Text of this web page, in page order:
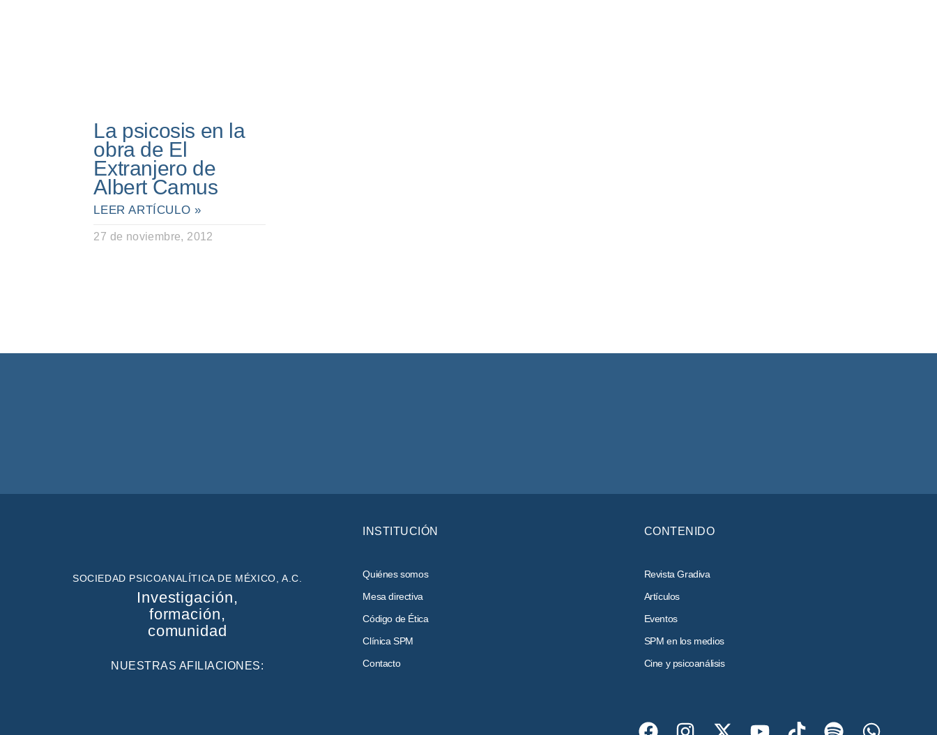
La psicosis en la
obra de El
Extranjero de
Albert Camus
LEER ARTÍCULO »
27 de noviembre, 2012
SOCIEDAD PSICOANALÍTICA DE MÉXICO, A.C.
Investigación,
formación,
comunidad
NUESTRAS AFILIACIONES:
INSTITUCIÓN
Quiénes somos
Mesa directiva
Código de Ética
Clínica SPM
Contacto
CONTENIDO
Revista Gradiva
Artículos
Eventos
SPM en los medios
Cine y psicoanálisis